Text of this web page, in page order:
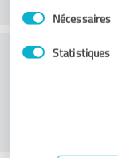
Sélection
du
Nécessaires
Statistiques